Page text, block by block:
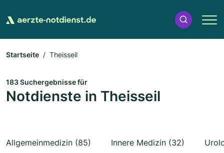
Startseite Theisseil
183 Suchergebnisse für
Notdienste in Theisseil
Allgemeinmedizin (85) Innere Medizin (32)